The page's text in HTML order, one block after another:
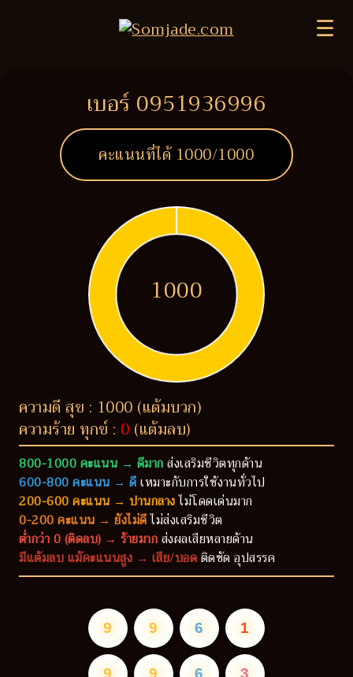
☰
เบอร์ 0951936996
คะแนนที่ได้ 1000/1000
1000
ความดี สุข : 1000 (แต้มบวก)
ความร้าย ทุกข์ : 0 (แต้มลบ)
800-1000 คะแนน → ดีมากส่งเสริมชีวิตทุกด้าน
600-800 คะแนน → ดีเหมาะกับการใช้งานทั่วไป
200-600 คะแนน → ปานกลางไม่โดดเด่นมาก
0-200 คะแนน → ยังไม่ดีไม่ส่งเสริมชีวิต
ต่ำกว่า 0 (ติดลบ) → ร้ายมากส่งผลเสียหลายด้าน
มีแต้มลบ แม้คะแนนสูง → เสีย/บอดติดขัด อุปสรรค
9 9 6 1
9 9 6 3